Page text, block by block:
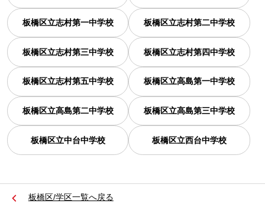
板橋区立志村第一中学校 板橋区立志村第二中学校
板橋区立志村第三中学校 板橋区立志村第四中学校
板橋区立志村第五中学校 板橋区立高島第一中学校
板橋区立高島第二中学校 板橋区立高島第三中学校
板橋区立中台中学校 板橋区立西台中学校
板橋区/学区一覧へ戻る